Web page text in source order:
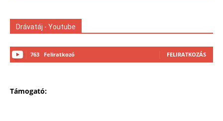
Drávatáj - Youtube
763 Feliratkozó FELIRATKOZÁS
Támogató: